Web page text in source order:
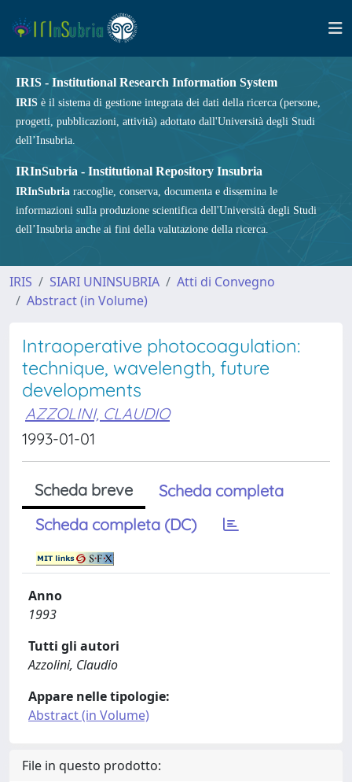
IRIS - Institutional Research Information System
IRIS è il sistema di gestione integrata dei dati della ricerca (persone,
progetti, pubblicazioni, attività) adottato dall'Università degli Studi
dell’Insubria.
IRInSubria - Institutional Repository Insubria
IRInSubria raccoglie, conserva, documenta e dissemina le
informazioni sulla produzione scientifica dell'Università degli Studi
dell’Insubria anche ai fini della valutazione della ricerca.
IRIS SIARI UNINSUBRIA
Atti di Convegno
Abstract (in Volume)
Intraoperative photocoagulation:
technique, wavelength, future
developments
AZZOLINI, CLAUDIO
1993-01-01
Scheda breve
Scheda completa
Scheda completa (DC)
Anno
1993
Tutti gli autori
Azzolini, Claudio
Appare nelle tipologie:
Abstract (in Volume)
File in questo prodotto: